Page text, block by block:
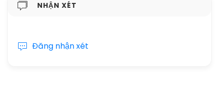
NHẬN XÉT
Đăng nhận xét